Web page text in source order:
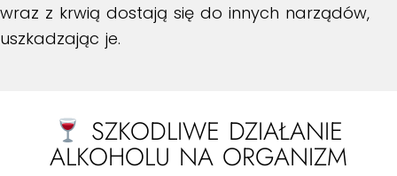
wraz z krwią dostają się do innych narządów,
uszkadzając je.
SZKODLIWE DZIAŁANIE
ALKOHOLU NA ORGANIZM